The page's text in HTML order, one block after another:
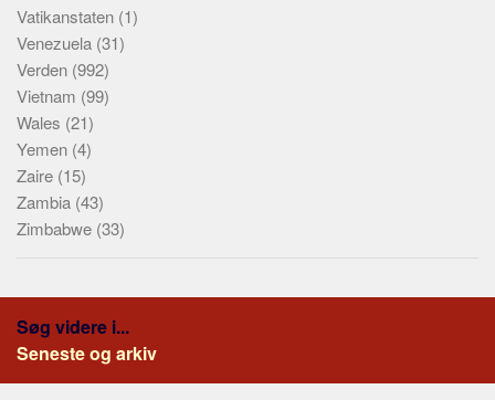
Vatikanstaten (1)
Venezuela (31)
Verden (992)
Vietnam (99)
Wales (21)
Yemen (4)
Zaire (15)
Zambia (43)
Zimbabwe (33)
Søg videre i...
Seneste og arkiv